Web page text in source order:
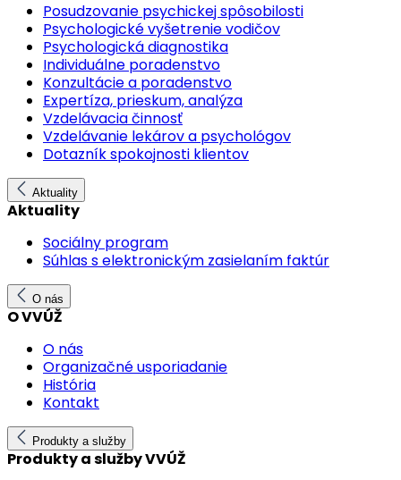
Posudzovanie psychickej spôsobilosti
Psychologické vyšetrenie vodičov
Psychologická diagnostika
Individuálne poradenstvo
Konzultácie a poradenstvo
Expertíza, prieskum, analýza
Vzdelávacia činnosť
Vzdelávanie lekárov a psychológov
Dotazník spokojnosti klientov
Aktuality
Aktuality
Sociálny program
Súhlas s elektronickým zasielaním faktúr
O nás
O VVÚŽ
O nás
Organizačné usporiadanie
História
Kontakt
Produkty a služby
Produkty a služby VVÚŽ